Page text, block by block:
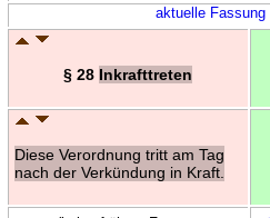
aktuelle Fassung
§ 28 Inkrafttreten
Diese Verordnung tritt am Tag
nach der Verkündung in Kraft.